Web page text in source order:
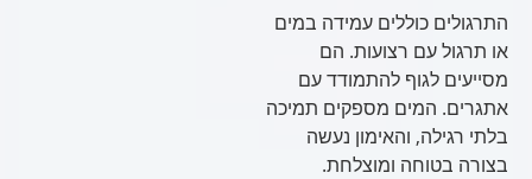
התרגולים כוללים עמידה במים
או תרגול עם רצועות. הם
מסייעים לגוף להתמודד עם
אתגרים. המים מספקים תמיכה
בלתי רגילה, והאימון נעשה
בצורה בטוחה ומוצלחת.